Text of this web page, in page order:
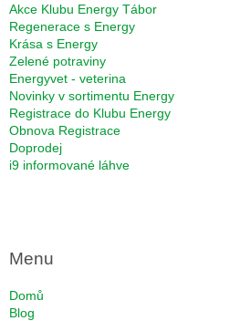
Akce Klubu Energy Tábor
Regenerace s Energy
Krása s Energy
Zelené potraviny
Energyvet - veterina
Novinky v sortimentu Energy
Registrace do Klubu Energy
Obnova Registrace
Doprodej
i9 informované láhve
Menu
Domů
Blog